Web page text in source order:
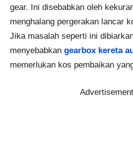
gear. Ini disebabkan oleh
menghalang pergerakan lancar
Jika masalah seperti ini
menyebabkan gearbox kereta
memerlukan kos pembaikan